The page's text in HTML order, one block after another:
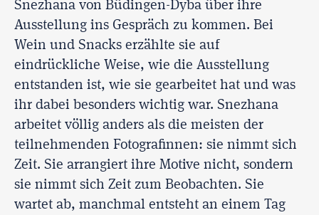
Snezhana von Büdingen-Dyba über ihre
Ausstellung ins Gespräch zu kommen. Bei
Wein und Snacks erzählte sie auf
eindrückliche Weise, wie die Ausstellung
entstanden ist, wie sie gearbeitet hat und was
ihr dabei besonders wichtig war. Snezhana
arbeitet völlig anders als die meisten der
teilnehmenden Fotografinnen: sie nimmt sich
Zeit. Sie arrangiert ihre Motive nicht, sondern
sie nimmt sich Zeit zum Beobachten. Sie
wartet ab, manchmal entsteht an einem Tag